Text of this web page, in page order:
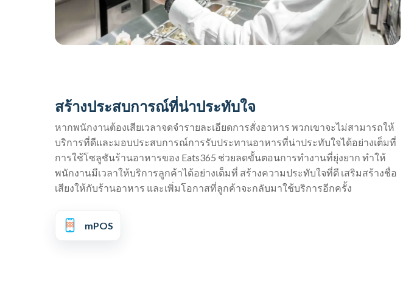
สร้างประสบการณ์ที่น่าประทับใจ
หากพนักงานต้องเสียเวลาจดจำรายละเอียดการสั่งอาหาร พวกเขาจะไม่สามารถให้
บริการที่ดีและมอบประสบการณ์การรับประทานอาหารที่น่าประทับใจได้อย่างเต็มที่
การใช้โซลูชันร้านอาหารของ Eats365 ช่วยลดขั้นตอนการทำงานที่ยุ่งยาก ทำให้
พนักงานมีเวลาให้บริการลูกค้าได้อย่างเต็มที่ สร้างความประทับใจที่ดี เสริมสร้างชื่อ
เสียงให้กับร้านอาหาร และเพิ่มโอกาสที่ลูกค้าจะกลับมาใช้บริการอีกครั้ง
mPOS